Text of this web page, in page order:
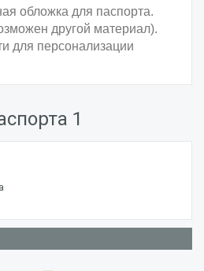
обложка для паспорта.
другой материал).
для персонализации
1